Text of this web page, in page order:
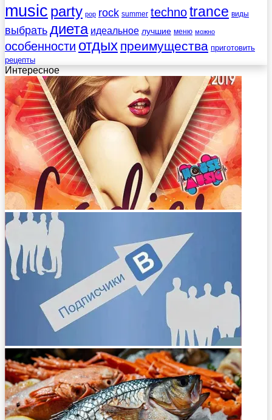
music party pop rock summer technotrance виды
выбратьдиета идеальное лучшие меню можно
особенности отдых преимущества приготовить
рецепты
Интересное